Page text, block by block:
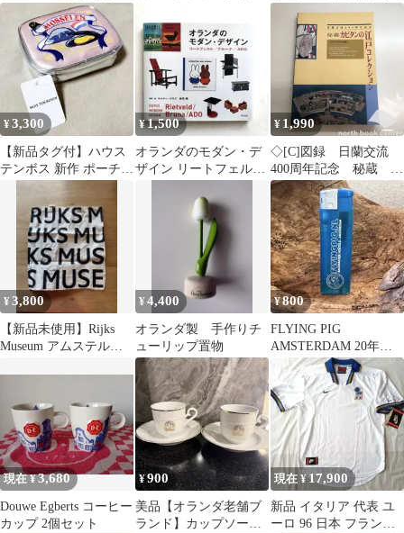
額 幾何学模様 25グ
ルデン
準備鋳造
ンテージ/医療財団/2】
¥3,300
【新品タグ付】ハウス
テンボス 新作 ポーチ
ムール貝 Nom Nom
¥1,500
オランダのモダン・デ
ザイン リートフェルト/
¥ 1,990
◇[C]図録 日蘭交流
400周年記念 秘蔵 カ
ピタンの江戸コレクシ
ョン オランダ人の日
本趣味
¥3,800
【新品未使用】Rijks
Museum アムステルダ
¥4,400
オランダ製 手作りチ
ューリップ置物
¥800
FLYING PIG
AMSTERDAM 20年前
ガス注入式ライター
現在 ¥3,680
Douwe Egberts コーヒー
カップ 2個セット
¥900
美品【オランダ老舗ブ
ランド】カップソーサ
現在 ¥17,900
新品 イタリア 代表 ユ
ーロ 96 日本 フランス